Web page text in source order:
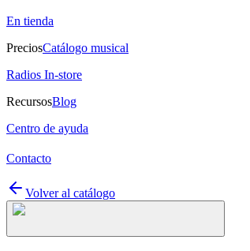
En tienda
PreciosCatálogo musical
Radios In-store
RecursosBlog
Centro de ayuda
Contacto
Volver al catálogo